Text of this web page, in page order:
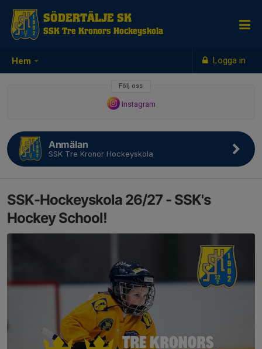
Hem Logga in
SÖDERTÄLJE SK
SSK Tre Kronors Hockeyskola
Följ oss
Instagram
Anmälan
SSK Tre Kronor Hockeyskola
SSK-Hockeyskola 26/27 - SSK's
Hockey School!